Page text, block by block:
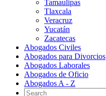
Tamaulipas
Tlaxcala
Veracruz
Yucatán
Zacatecas
Abogados Civiles
Abogados para Divorcios
Abogados Laborales
Abogados de Oficio
Abogados A - Z